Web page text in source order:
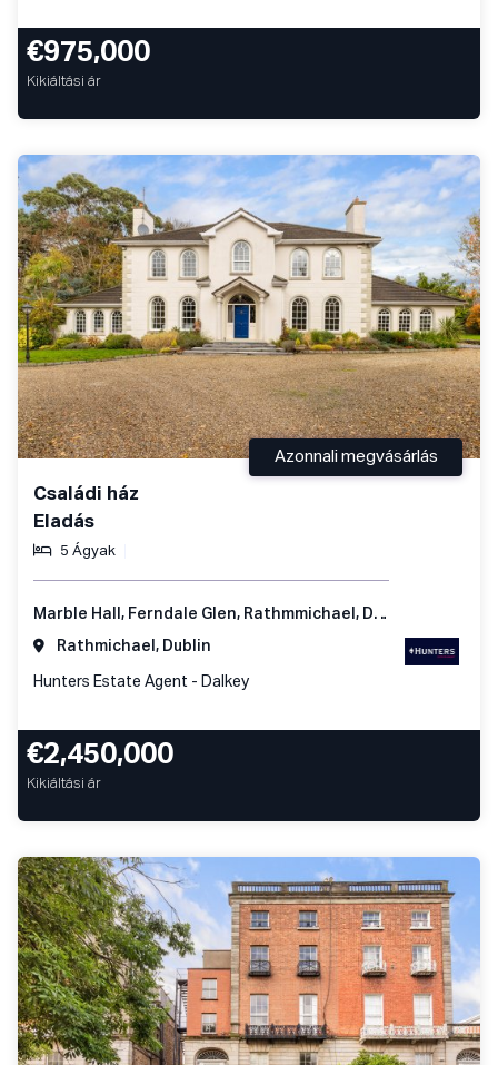
€975,000
Kikiáltási ár
Családi ház
Eladás
5 Ágyak
Azonnali megvásárlás
Marble Hall, Ferndale Glen, Rathmmichael, Dublin 18, Ireland
Rathmichael, Dublin
Hunters Estate Agent - Dalkey
€2,450,000
Kikiáltási ár